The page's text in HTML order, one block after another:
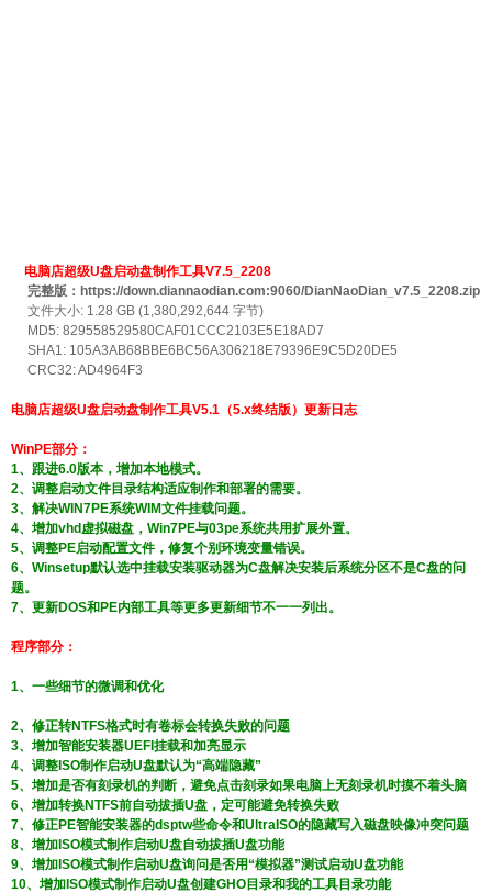
电脑店超级U盘启动盘制作工具V7.5_2208
完整版：https://down.diannaodian.com:9060/DianNaoDian_v7.5_2208.zip
文件大小: 1.28 GB (1,380,292,644 字节)
MD5: 829558529580CAF01CCC2103E5E18AD7
SHA1: 105A3AB68BBE6BC56A306218E79396E9C5D20DE5
CRC32: AD4964F3
电脑店超级U盘启动盘制作工具V5.1（5.x终结版）更新日志
WinPE部分：
1、跟进6.0版本，增加本地模式。
2、调整启动文件目录结构适应制作和部署的需要。
3、解决WIN7PE系统WIM文件挂载问题。
4、增加vhd虚拟磁盘，Win7PE与03pe系统共用扩展外置。
5、调整PE启动配置文件，修复个别环境变量错误。
6、Winsetup默认选中挂载安装驱动器为C盘解决安装后系统分区不是C盘的问
题。
7、更新DOS和PE内部工具等更多更新细节不一一列出。
程序部分：
1、一些细节的微调和优化
2、修正转NTFS格式时有卷标会转换失败的问题
3、增加智能安装器UEFI挂载和加亮显示
4、调整ISO制作启动U盘默认为“高端隐藏”
5、增加是否有刻录机的判断，避免点击刻录如果电脑上无刻录机时摸不着头脑
6、增加转换NTFS前自动拔插U盘，定可能避免转换失败
7、修正PE智能安装器的dsptw些命令和UltraISO的隐藏写入磁盘映像冲突问题
8、增加ISO模式制作启动U盘自动拔插U盘功能
9、增加ISO模式制作启动U盘询问是否用“模拟器”测试启动U盘功能
10、增加ISO模式制作启动U盘创建GHO目录和我的工具目录功能